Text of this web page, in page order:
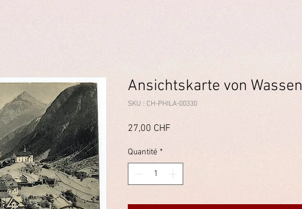
Ansichtskarte von Wassen
SKU : CH-PHILA-00330
27,00 CHF
Quantité *